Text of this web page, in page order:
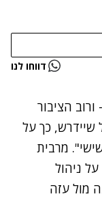
דווחו לנו
הציבור
שיידרש, כך על
מרבית
ניהול
מול עזה